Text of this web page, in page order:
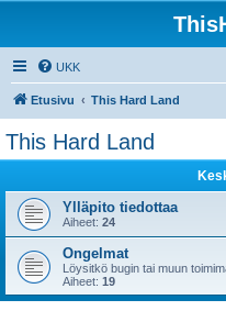
UKK
Etusivu This Hard Land
This Hard Land
Ylläpito tiedottaa
Aiheet: 24
Ongelmat
Löysitkö bugin tai muun
Aiheet: 19